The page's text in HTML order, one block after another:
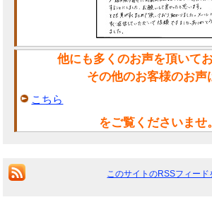
他にも多くのお声を頂いてお
その他のお客様のお声
こちら
をご覧くださいませ。
このサイトのRSSフィード